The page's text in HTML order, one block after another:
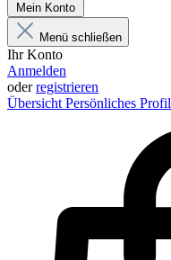
Mein Konto
Menü schließen
Ihr Konto
Anmelden
oderregistrieren
Übersicht Persönliches Profil